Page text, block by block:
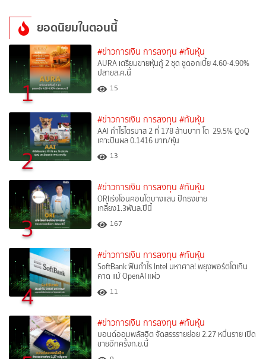
ยอดนิยมในตอนนี้
1
#ข่าวการเงิน การลงทุน #ทันหุ้น
AURA เตรียมขายหุ้นกู้ 2 ชุด ชูดอกเบี้ย 4.60-4.90%
ปลายส.ค.นี้
15
2
#ข่าวการเงิน การลงทุน #ทันหุ้น
AAI กำไรไตรมาส 2 ที่ 178 ล้านบาท โต 29.5% QoQ
เคาะปันผล 0.1416 บาท/หุ้น
13
3
#ข่าวการเงิน การลงทุน #ทันหุ้น
ORIเร่งโอนคอนโดบางแสน ปักธงขาย
เกลี้ยง1.3พันล.ปีนี้
167
4
#ข่าวการเงิน การลงทุน #ทันหุ้น
SoftBank ฟันกำไร Intel มหาศาล! พยุงพอร์ตโตเกิน
คาด แม้ OpenAI แผ่ว
11
#ข่าวการเงิน การลงทุน #ทันหุ้น
บอนด์ออมพลัสฮิต จัดสรรรายย่อย 2.27 หมื่นราย เปิด
ขายอีกครั้งก.ย.นี้